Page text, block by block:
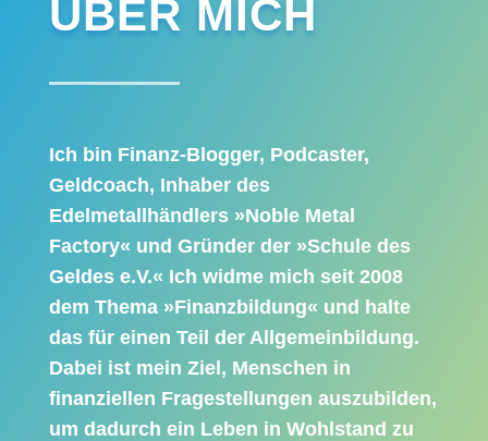
ÜBER MICH
Ich bin Finanz-Blogger, Podcaster,
Geldcoach, Inhaber des
Edelmetallhändlers »Noble Metal
Factory« und Gründer der »Schule des
Geldes e.V.« Ich widme mich seit 2008
dem Thema »Finanzbildung« und halte
das für einen Teil der Allgemeinbildung.
Dabei ist mein Ziel, Menschen in
finanziellen Fragestellungen auszubilden,
um dadurch ein Leben in Wohlstand zu